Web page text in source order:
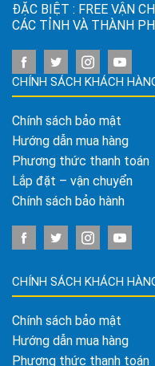
ĐẶC BIỆT : FREE VẬN
CÁC TỈNH VÀ THÀNH
CHÍNH SÁCH KHÁCH
Chính sách bảo mật
Hướng dẫn mua hàng
Phương thức thanh toán
Lắp đặt – vận chuyển
Chính sách bảo hành
CHÍNH SÁCH KHÁCH
Chính sách bảo mật
Hướng dẫn mua hàng
Phương thức thanh toán